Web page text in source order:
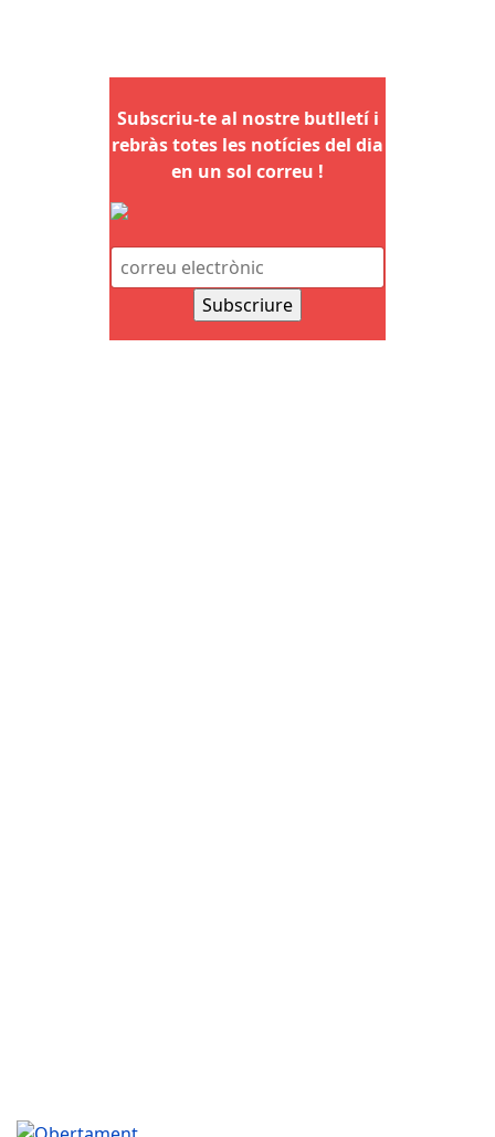
Subscriu-te al nostre butlletí i
rebràs totes les notícies del dia
en un sol correu !